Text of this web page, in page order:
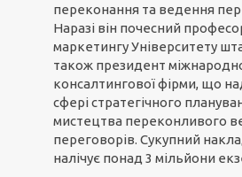
переконання та ведення
Наразі він почесний
маркетингу Університету
також президент
консалтингової фірми, що
сфері стратегічного
мистецтва переконливого
переговорів. Сукупний
налічує понад 3 мільйони